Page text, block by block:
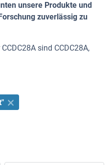
unsere Produkte und
zuverlässig zu
sind CCDC28A,